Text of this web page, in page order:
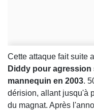
Cette attaque fait suite
Diddy pour agression
mannequin en 2003.
dérision, allant jusqu'à
du magnat. Après